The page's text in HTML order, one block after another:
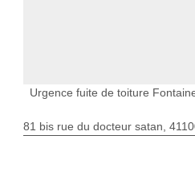
Urgence fuite de toiture
81 bis rue du docteur satan,